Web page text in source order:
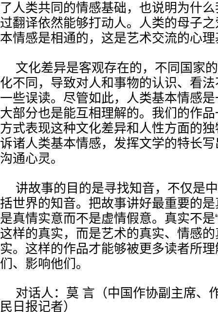
了人类共同的情感基础，也说明为什
过翻译依然能够打动人。人类的母子
本情感是相通的，这是艺术交流的心
文化差异是客观存在的，不同国家
化不同，导致对人和事物的认识、看
一些误读。尽管如此，人类基本情感
大部分也是能互相理解的。我们的作
方式表现这种文化差异和人性方面的
诉诸人类基本情感，发挥文学的特长
沟通心灵。
讲故事的目的是寻找知音，不仅是
括世界的知音。把故事讲好最重要的
是真情实意而不是虚情假意。真实不是
这样的真实，而是艺术的真实、情感
实。这样的作品才能够被更多读者所
们、影响他们。
对话人： 莫 言（中国作协副主席、
民日报记者）